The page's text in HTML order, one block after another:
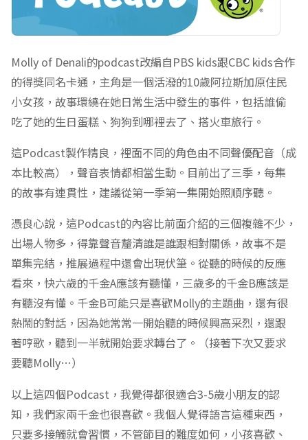
Molly of Denali的podcast改編自PBS kids跟CBC kids合作
的得獎同名卡通，主角是一個活潑的10歲阿拉斯加原住民
小女孩，故事環繞在她日常生活中發生的事件，包括誰偷
吃了她的生日蛋糕、狗狗到哪裡去了、搭火車旅行。
這Podcast製作精良，裡面不同的角色由不同聲優配音（成
本比較高），聲音表情都相當生動。目前出了三季，每集
的故事有連貫性，建議從第一季第一集開始照順序聽。
憑良心說，這Podcast的內容比前面介紹的三個複雜不少，
出場人物多，得靠聲音釐清誰是誰跟相對關係，故事不是
單集完結，推展過程中還會出現伏筆。從聽的時候的反應
看來，快六歲的千金A應該有聽懂，三歲多的千金B應該是
有聽沒有懂。千金B可能只是喜歡Molly的主題曲，還有很
熱鬧的對話，因為她常常一開始聽的時候興高采烈，還跟
著哼歌，聽到一半就開始要求轉台了。（接著下次又要求
要聽Molly…）
以上這四個Podcast，我覺得都很適合3-5歲小朋友的認
知，我們家兩千金也很喜歡。我個人覺得語言這種東西，
只要多接觸就會習慣，不管節目的難度如何，小孩喜歡、